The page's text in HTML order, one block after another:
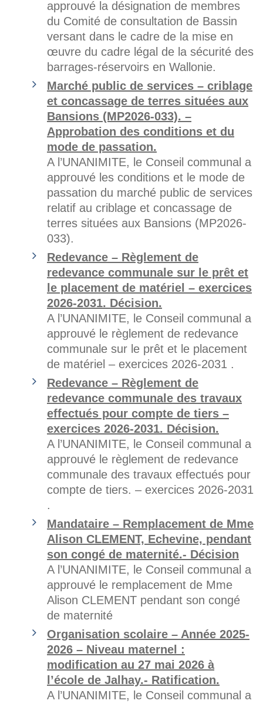
approuvé la désignation de membres
du Comité de consultation de Bassin
versant dans le cadre de la mise en
œuvre du cadre légal de la sécurité des
barrages-réservoirs en Wallonie.
Marché public de services – criblage
et concassage de terres situées aux
Bansions (MP2026-033). –
Approbation des conditions et du
mode de passation.
A l’UNANIMITE, le Conseil communal a
approuvé les conditions et le mode de
passation du marché public de services
relatif au criblage et concassage de
terres situées aux Bansions (MP2026-
033).
Redevance – Règlement de
redevance communale sur le prêt et
le placement de matériel – exercices
2026-2031. Décision.
A l’UNANIMITE, le Conseil communal a
approuvé le règlement de redevance
communale sur le prêt et le placement
de matériel – exercices 2026-2031 .
Redevance – Règlement de
redevance communale des travaux
effectués pour compte de tiers –
exercices 2026-2031. Décision.
A l’UNANIMITE, le Conseil communal a
approuvé le règlement de redevance
communale des travaux effectués pour
compte de tiers. – exercices 2026-2031
.
Mandataire – Remplacement de Mme
Alison CLEMENT, Echevine, pendant
son congé de maternité.- Décision
A l’UNANIMITE, le Conseil communal a
approuvé le remplacement de Mme
Alison CLEMENT pendant son congé
de maternité
Organisation scolaire – Année 2025-
2026 – Niveau maternel :
modification au 27 mai 2026 à
l’école de Jalhay.- Ratification.
A l’UNANIMITE, le Conseil communal a